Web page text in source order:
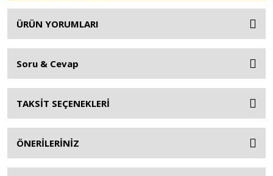
ÜRÜN YORUMLARI
Soru & Cevap
TAKSİT SEÇENEKLERİ
ÖNERİLERİNİZ